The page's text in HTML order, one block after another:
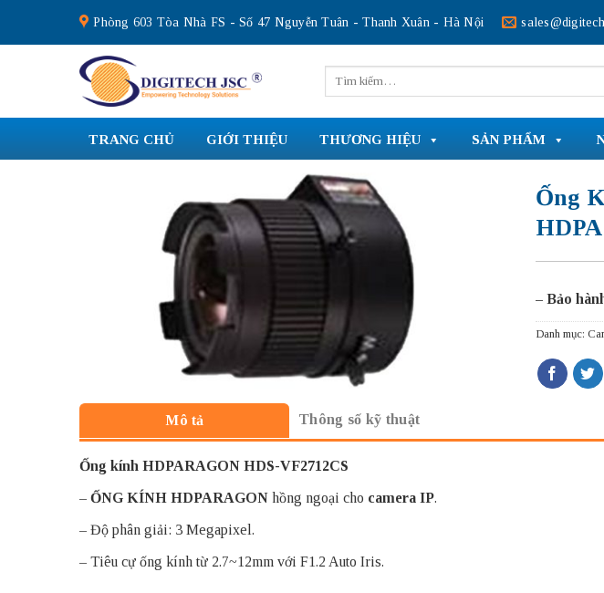
content
Phòng 603 Tòa Nhà FS - Số 47 Nguyễn Tuân - Thanh Xuân - Hà Nội
kiếm:
TRANG CHỦ GIỚI THIỆU THƯƠNG HIỆU SẢN PHẨM
Ống
– Bảo
Danh mục:
Mô tả Thông số kỹ thuật
Ống kính HDPARAGON HDS-VF2712CS
– ỐNG KÍNH HDPARAGON hồng ngoại cho camera IP.
– Độ phân giải: 3 Megapixel.
– Tiêu cự ống kính từ 2.7~12mm với F1.2 Auto Iris.